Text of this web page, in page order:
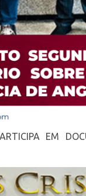
EM